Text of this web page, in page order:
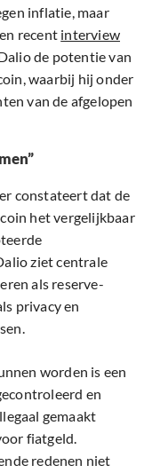
inflatie, maar
recent interview
de potentie van
waarbij hij onder
van de afgelopen
constateert dat de
het vergelijkbaar
ziet centrale
als reserve-
privacy en
worden is een
en
gemaakt
fiatgeld.
redenen niet